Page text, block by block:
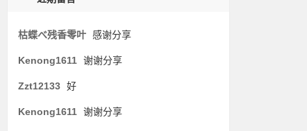
枯蝶べ残香零叶 感谢分享
Kenong1611 谢谢分享
Zzt12133 好
Kenong1611 谢谢分享